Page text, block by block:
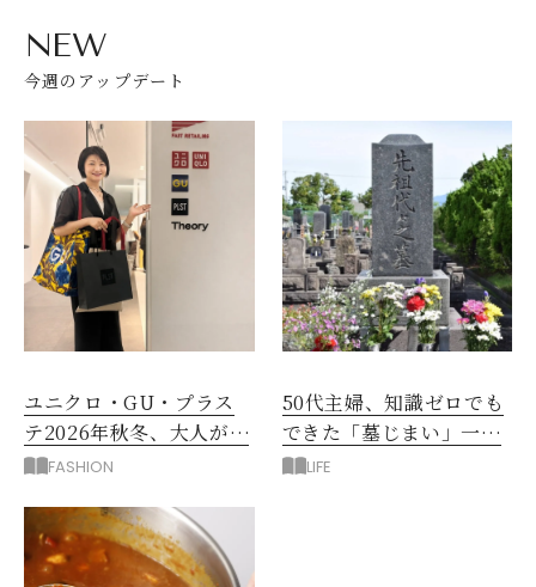
NEW
今週のアップデート
ユニクロ・GU・プラス
テ2026年秋冬、大人が着
たい新作服は？
FASHION
50代主婦、知識ゼロでも
できた「墓じまい」一つ
後悔したのは、ある順
LIFE